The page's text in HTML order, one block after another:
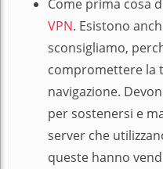
Come prima cosa
VPN. Esistono
sconsigliamo,
compromettere la
navigazione.
per sostenersi e
server che
queste hanno